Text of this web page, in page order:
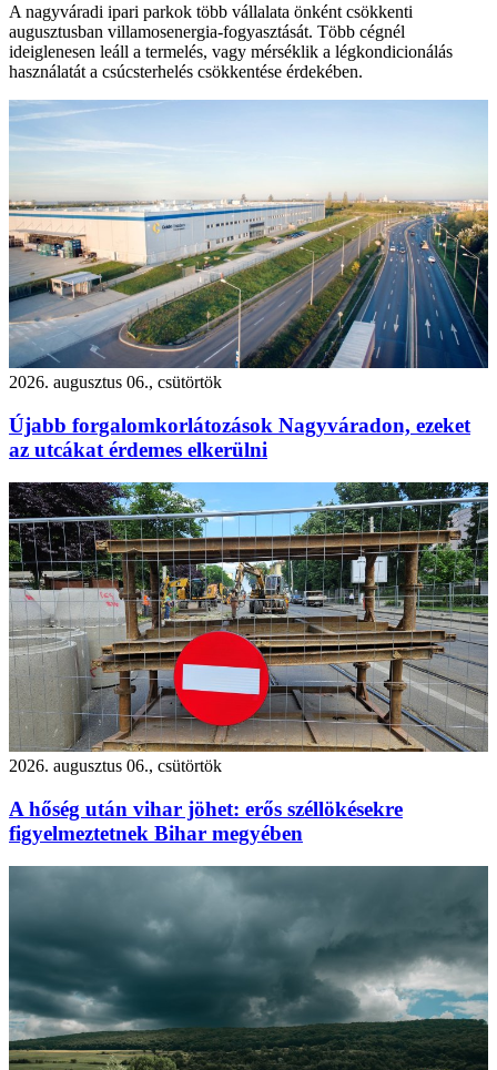
A nagyváradi ipari parkok több vállalata önként csökkenti
augusztusban villamosenergia-fogyasztását. Több cégnél
ideiglenesen leáll a termelés, vagy mérséklik a légkondicionálás
használatát a csúcsterhelés csökkentése érdekében.
2026. augusztus 06., csütörtök
Újabb forgalomkorlátozások Nagyváradon, ezeket
az utcákat érdemes elkerülni
2026. augusztus 06., csütörtök
A hőség után vihar jöhet: erős széllökésekre
figyelmeztetnek Bihar megyében